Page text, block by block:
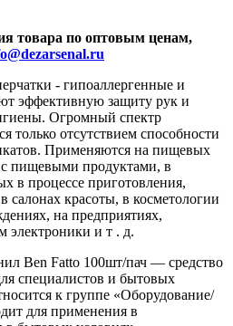
товара по оптовым ценам,
- гипоаллергенные и
эффективную защиту рук и
Огромный спектр
только отсутствием способности
Применяются на пищевых
с пищевыми продуктами, в
в процессе приготовления,
салонах красоты, в косметологии
на предприятиях,
электроники и т . д.
Ben Fatto 100шт/пач — средство
специалистов и бытовых
к группе «Оборудование/
для применения в